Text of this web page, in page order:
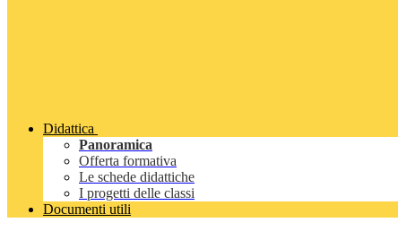
Didattica
Panoramica
Offerta formativa
Le schede didattiche
I progetti delle classi
Documenti utili